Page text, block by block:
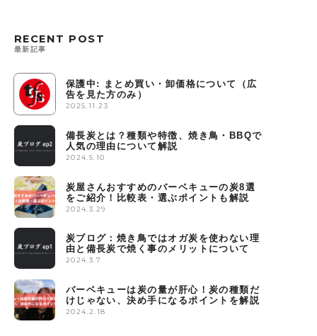
RECENT POST
最新記事
保護中: まとめ買い・卸価格について（広
告を見た方のみ）
2025.11.23
備長炭とは？種類や特徴、焼き鳥・BBQで
人気の理由について解説
2024.5.10
炭屋さんおすすめのバーベキューの炭8選
をご紹介！比較表・選ぶポイントも解説
2024.3.29
炭ブログ：焼き鳥ではオガ炭を使わない理
由と備長炭で焼く事のメリットについて
2024.3.7
バーベキューは炭の量が肝心！炭の種類だ
けじゃない、決め手になるポイントを解説
2024.2.18